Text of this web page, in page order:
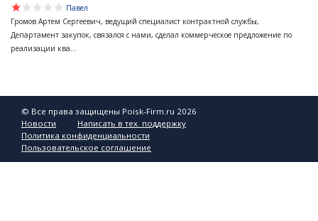
star
star
star
star
star
Павел
Громов Артем Сергеевич, ведущий специалист контрактной службы,
Департамент закупок, связался с нами, сделал коммерческое предложение по
реализации ква...
© Все права защищены Poisk-Firm.ru 2026
Новости
Написать в тех. поддержку
Политика конфиденциальности
Пользовательское соглашение